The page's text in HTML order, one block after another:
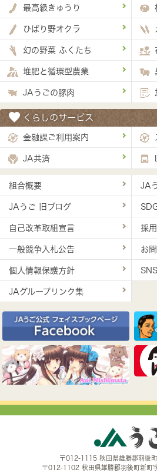
最高級きゅうり
ひばり野オクラ
幻の野菜 ふくたち
堆肥と循環型農業
JAうごの豚肉
くらしのサービス
金融課ご利用案内
JA共済
組合概要 JA
JAうご 旧ブログ
自己改革取組宣言 採
一般競争入札公告 お
個人情報保護方針
JAグループリンク集
〒012-1115 秋田県雄勝郡羽後
〒012-1102 秋田県雄勝郡羽後町新町